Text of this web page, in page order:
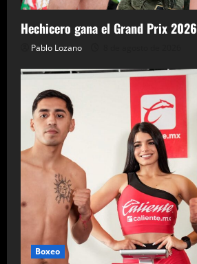
Hechicero gana el Grand Prix 2026
Pablo Lozano
Boxeo